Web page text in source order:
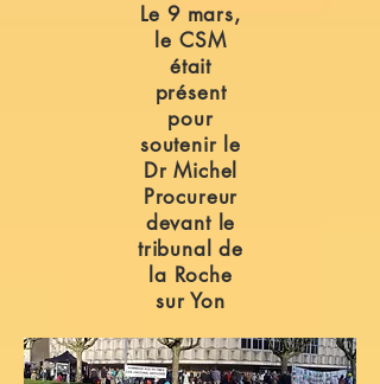
Le 9 mars,
le CSM
était
présent
pour
soutenir le
Dr Michel
Procureur
devant le
tribunal de
la Roche
sur Yon